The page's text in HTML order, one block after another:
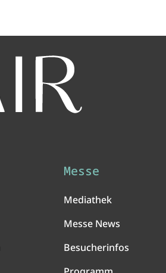
Messe
Mediathek
Messe News
Besucherinfos